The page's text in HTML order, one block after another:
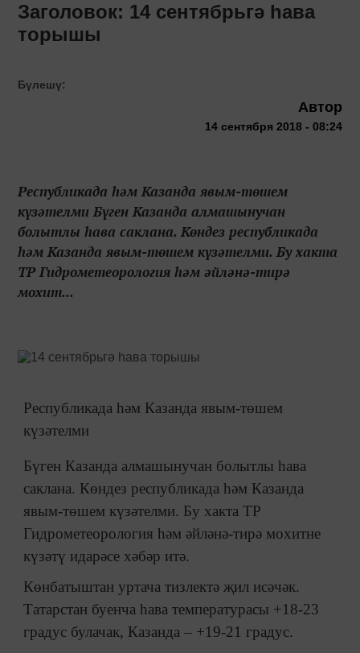
Заголовок: 14 сентябрьгә һава
торышы
Бүлешү:
Автор
14 сентября 2018 - 08:24
Республикада һәм Казанда явым-төшем
күзәтелми Бүген Казанда алмашынучан
болытлы һава саклана. Көндез республикада
һәм Казанда явым-төшем күзәтелми. Бу хакта
ТР Гидрометеорология һәм әйләнә-тирә
мохит...
Республикада һәм Казанда явым-төшем
күзәтелми
Бүген Казанда алмашынучан болытлы һава
саклана. Көндез республикада һәм Казанда
явым-төшем күзәтелми. Бу хакта ТР
Гидрометеорология һәм әйләнә-тирә мохитне
күзәтү идарәсе хәбәр итә.
Көнбатыштан уртача тизлектә җил исәчәк.
Татарстан буенча һава температурасы +18-23
градус булачак, Казанда – +19-21 градус.